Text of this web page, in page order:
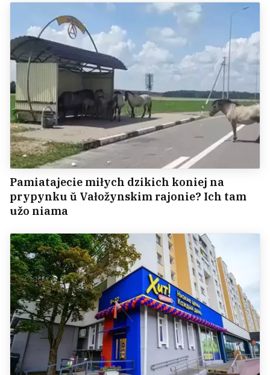
Pamiatajecie miłych dzikich koniej na
prypynku ŭ Vałožynskim rajonie? Ich tam
užo niama